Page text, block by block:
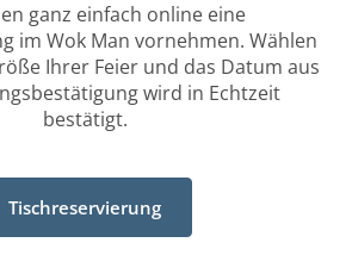
ganz einfach online eine
im Wok Man vornehmen. Wählen
Ihrer Feier und das Datum aus
wird in Echtzeit
bestätigt.
Tischreservierung